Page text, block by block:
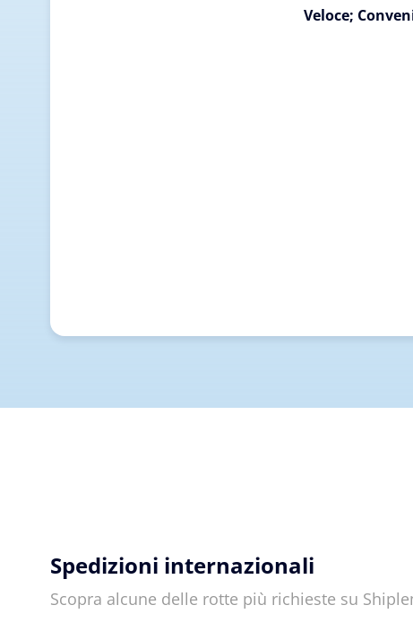
Veloce;
Spedizioni internazionali
Scopra alcune delle rotte più richieste su